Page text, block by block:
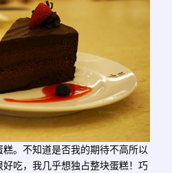
。不知道是否我的期待不高所以
吃，我几乎想独占整块蛋糕！巧